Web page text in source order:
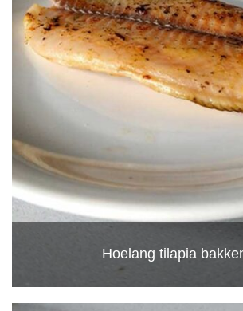
Hoelang tilapia